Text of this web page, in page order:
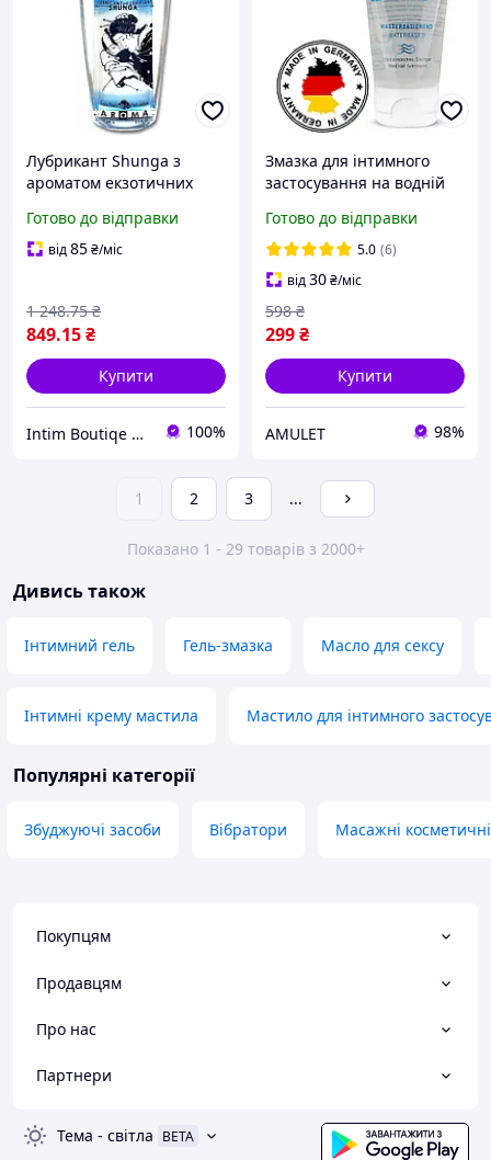
Лубрикант Shunga з
ароматом екзотичних
гель-змазка, інтимна
косметика
Готово до відправки
від85₴/міс
849.15₴
1 248.75 ₴
Купити
Intim Boutiqe 777Shop 100%
Змазка для інтимного
застосування на водній
Glide 50 мл
Готово до відправки
5.0 (6)
від30₴/міс
299₴
598 ₴
Купити
AMULET 98%
1 2 3 ...
Показано 1 - 29 товарів з 2000+
Дивись також
Інтимний гель Гель-змазка Масло для сексу
Інтимні крему мастила Мастило для інтимного
Популярні категорії
Збуджуючі засоби Вібратори Масажні
Покупцям
Продавцям
Про нас
Партнери
Тема - світла BETA